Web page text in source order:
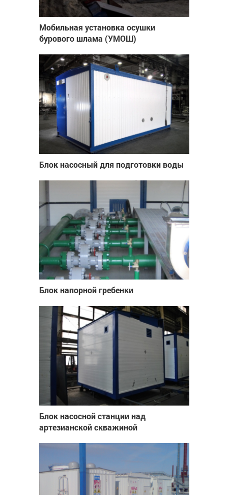
Мобильная установка осушки
бурового шлама (УМОШ)
Блок насосный для подготовки воды
Блок напорной гребенки
Блок насосной станции над
артезианской скважиной